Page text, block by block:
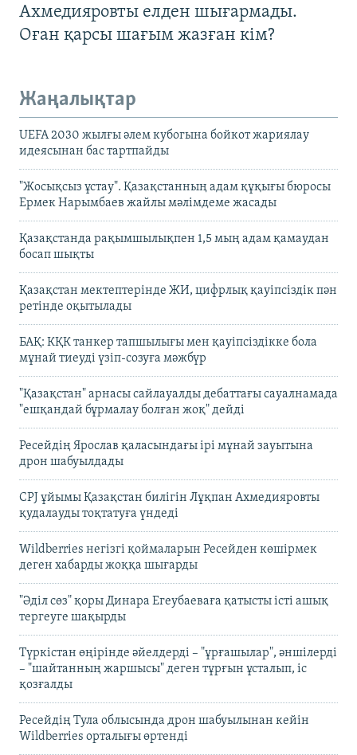
Ахмедияровты елден шығармады.
Оған қарсы шағым жазған кім?
Жаңалықтар
UEFA 2030 жылғы әлем кубогына бойкот жариялау
идеясынан бас тартпайды
"Жосықсыз ұстау". Қазақстанның адам құқығы бюросы
Ермек Нарымбаев жайлы мәлімдеме жасады
Қазақстанда рақымшылықпен 1,5 мың адам қамаудан
босап шықты
Қазақстан мектептерінде ЖИ, цифрлық қауіпсіздік пән
ретінде оқытылады
БАҚ: КҚК танкер тапшылығы мен қауіпсіздікке бола
мұнай тиеуді үзіп-созуға мәжбүр
"Қазақстан" арнасы сайлауалды дебаттағы сауалнамада
"ешқандай бұрмалау болған жоқ" дейді
Ресейдің Ярослав қаласындағы ірі мұнай зауытына
дрон шабуылдады
CPJ ұйымы Қазақстан билігін Лұқпан Ахмедияровты
қудалауды тоқтатуға үндеді
Wildberries негізгі қоймаларын Ресейден көшірмек
деген хабарды жоққа шығарды
"Әділ сөз" қоры Динара Егеубаеваға қатысты істі ашық
тергеуге шақырды
Түркістан өңірінде әйелдерді – "ұрғашылар", әншілерді
– "шайтанның жаршысы" деген тұрғын ұсталып, іс
қозғалды
Ресейдің Тула облысында дрон шабуылынан кейін
Wildberries орталығы өртенді